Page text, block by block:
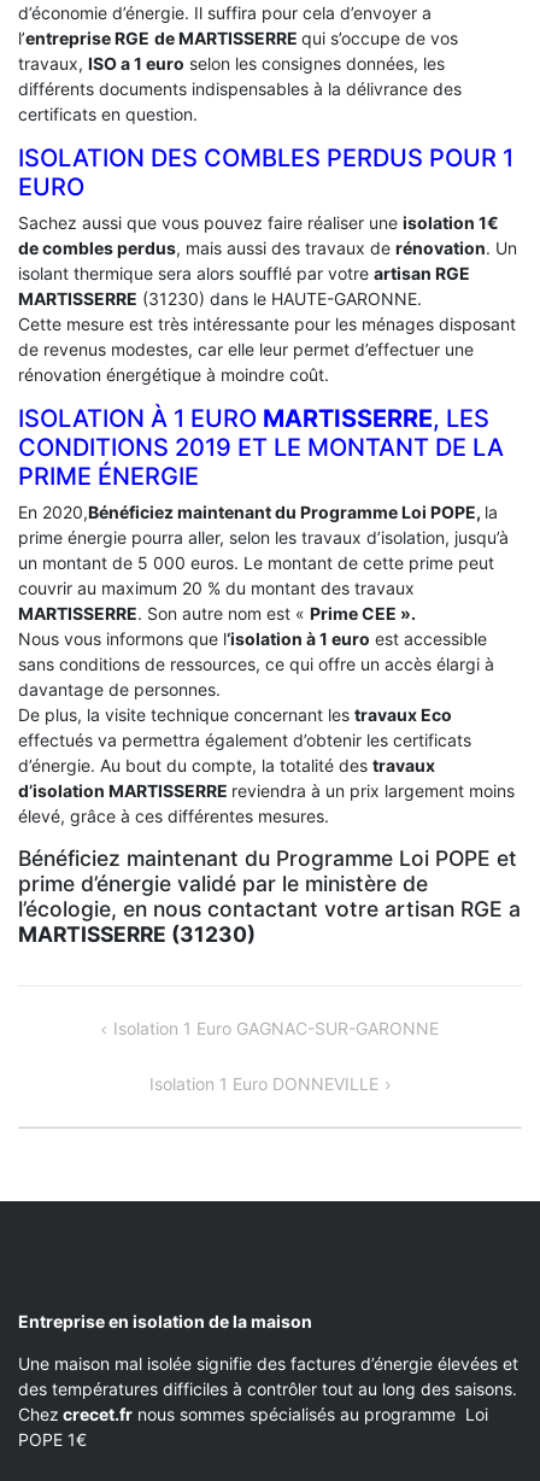
d’économie d’énergie. Il suffira pour cela d’envoyer a
l’entreprise RGE de MARTISSERRE qui s’occupe de vos
travaux, ISO a 1 euro selon les consignes données, les
différents documents indispensables à la délivrance des
certificats en question.
ISOLATION DES COMBLES PERDUS POUR 1
EURO
Sachez aussi que vous pouvez faire réaliser une isolation 1€
de combles perdus, mais aussi des travaux de rénovation. Un
isolant thermique sera alors soufflé par votre artisan RGE
MARTISSERRE (31230) dans le HAUTE-GARONNE.
Cette mesure est très intéressante pour les ménages disposant
de revenus modestes, car elle leur permet d’effectuer une
rénovation énergétique à moindre coût.
ISOLATION À 1 EURO MARTISSERRE, LES
CONDITIONS 2019 ET LE MONTANT DE LA
PRIME ÉNERGIE
En 2020,Bénéficiez maintenant du Programme Loi POPE, la
prime énergie pourra aller, selon les travaux d’isolation, jusqu’à
un montant de 5 000 euros. Le montant de cette prime peut
couvrir au maximum 20 % du montant des travaux
MARTISSERRE. Son autre nom est « Prime CEE ».
Nous vous informons que l‘isolation à 1 euro est accessible
sans conditions de ressources, ce qui offre un accès élargi à
davantage de personnes.
De plus, la visite technique concernant les travaux Eco
effectués va permettra également d’obtenir les certificats
d’énergie. Au bout du compte, la totalité des travaux
d’isolation MARTISSERRE reviendra à un prix largement moins
élevé, grâce à ces différentes mesures.
Bénéficiez maintenant du Programme Loi POPE et
prime d’énergie validé par le ministère de
l’écologie, en nous contactant votre artisan RGE a
MARTISSERRE (31230)
NAVIGATIONIsolation 1 Euro GAGNAC-SUR-GARONNE
Isolation 1 Euro DONNEVILLE
Entreprise en isolation de la maison
Une maison mal isolée signifie des factures d’énergie élevées et
des températures difficiles à contrôler tout au long des saisons.
Chez crecet.fr nous sommes spécialisés au programme Loi
POPE 1€